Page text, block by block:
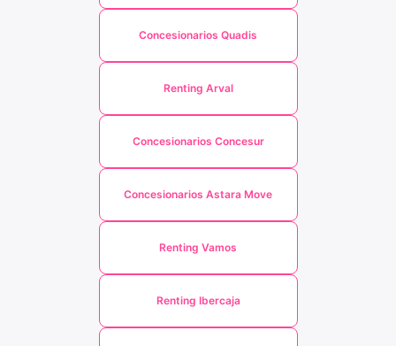
Concesionarios Quadis
Renting Arval
Concesionarios Concesur
Concesionarios Astara Move
Renting Vamos
Renting Ibercaja